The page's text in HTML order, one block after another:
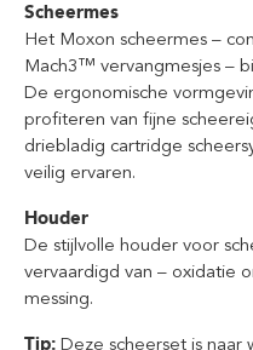
Scheermes
Het Moxon scheermes –
Mach3™ vervangmesjes –
De ergonomische
profiteren van fijne
driebladig cartridge
veilig ervaren.
Houder
De stijlvolle houder voor
vervaardigd van – oxidatie
messing.
Tip: Deze scheerset is naar